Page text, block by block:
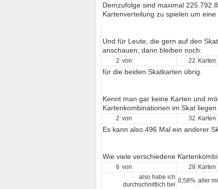
Demzufolge sind maximal
Kartenverteilung zu spielen um
Und für Leute, die gern auf den
anschauen, dann bleiben noch:
2 von 22 Karten
für die beiden Skatkarten übrig.
Kennt man gar keine Karten und
Kartenkombinationen im Skat
2 von 32 Karten
Es kann also 496 Mal ein anderer
Wie viele verschiedene
6 von 28 Karten
also habe ich
durchschnittlich bei
0,58% aller